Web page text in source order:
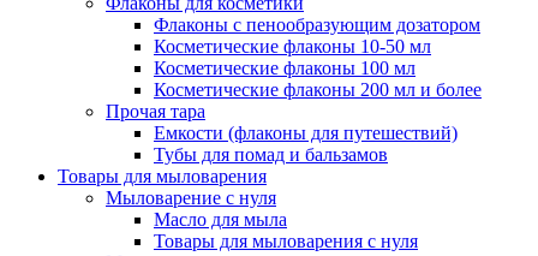
Флаконы с пенообразующим дозатором
Косметические флаконы 10-50 мл
Косметические флаконы 100 мл
Косметические флаконы 200 мл и более
Прочая тара
Емкости (флаконы для путешествий)
Тубы для помад и бальзамов
Товары для мыловарения
Мыловарение с нуля
Масло для мыла
Товары для мыловарения с нуля